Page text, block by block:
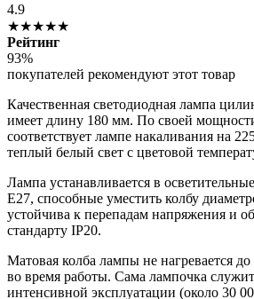
4.9
★★★★★
Рейтинг
93%
покупателей рекомендуют этот товар
Качественная светодиодная лампа
имеет длину 180 мм. По своей
соответствует лампе накаливания на
теплый белый свет с цветовой
Лампа устанавливается в
E27, способные уместить колбу
устойчива к перепадам напряжения и
стандарту IP20.
Матовая колба лампы не нагревается
во время работы. Сама лампочка
интенсивной эксплуатации (около 30